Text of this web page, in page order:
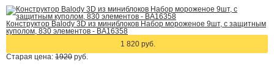
Конструктор Balody 3D из миниблоков Набор мороженое 9шт, с защитным
куполом, 830 элементов - BA16358
1 820 руб.
Старая цена: 1920 руб.